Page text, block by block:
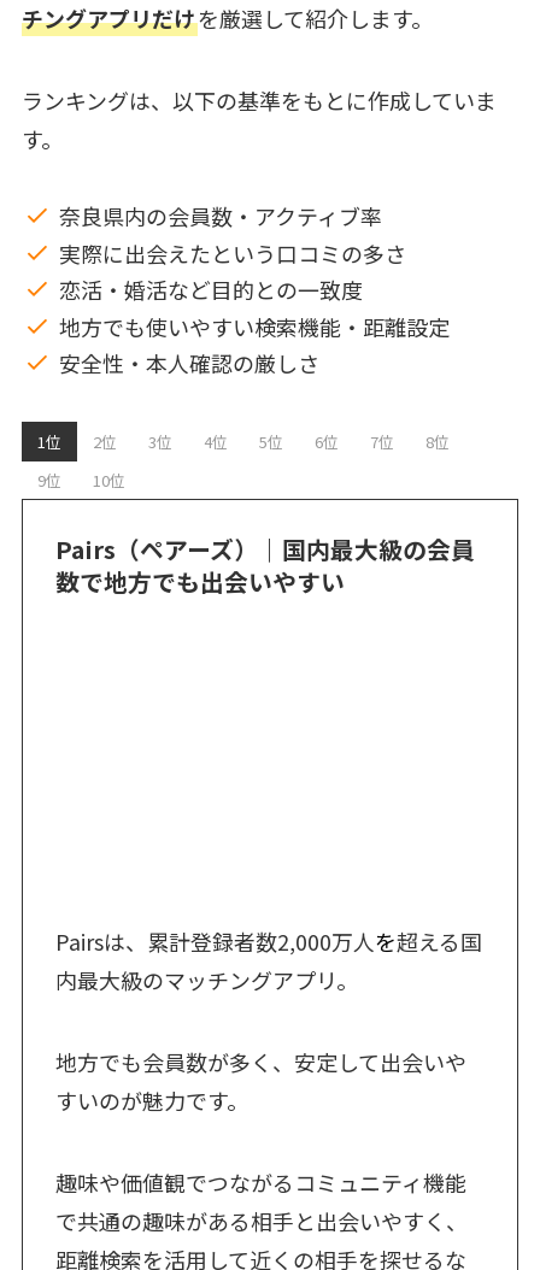
チングアプリだけを厳選して紹介します。
ランキングは、以下の基準をもとに作成していま
す。
奈良県内の会員数・アクティブ率
実際に出会えたという口コミの多さ
恋活・婚活など目的との一致度
地方でも使いやすい検索機能・距離設定
安全性・本人確認の厳しさ
1位 2位 3位 4位 5位 6位 7位
8位
9位
10位
Pairs（ペアーズ）｜国内最大級の会員
数で地方でも出会いやすい
Pairsは、累計登録者数2,000万人を超える国
内最大級のマッチングアプリ。
地方でも会員数が多く、安定して出会いや
すいのが魅力です。
趣味や価値観でつながるコミュニティ機能
で共通の趣味がある相手と出会いやすく、
距離検索を活用して近くの相手を探せるな